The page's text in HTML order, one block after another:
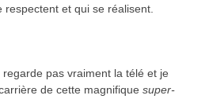
respectent et qui se réalisent.
pas vraiment la télé et je
de cette magnifique super-